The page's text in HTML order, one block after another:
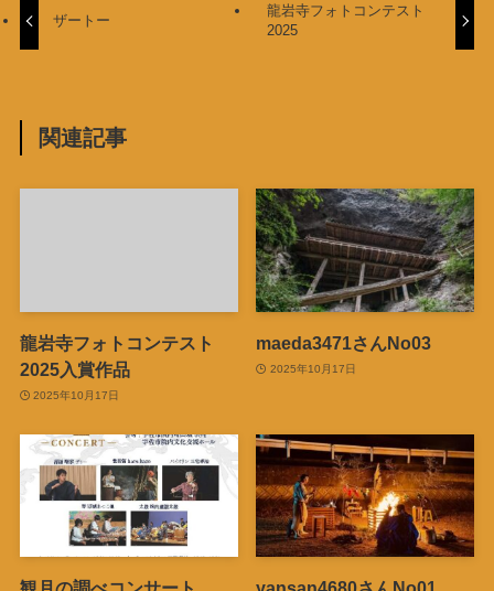
ザートー
龍岩寺フォトコンテスト
2025
関連記事
龍岩寺フォトコンテスト
2025入賞作品
2025年10月17日
maeda3471さんNo03
2025年10月17日